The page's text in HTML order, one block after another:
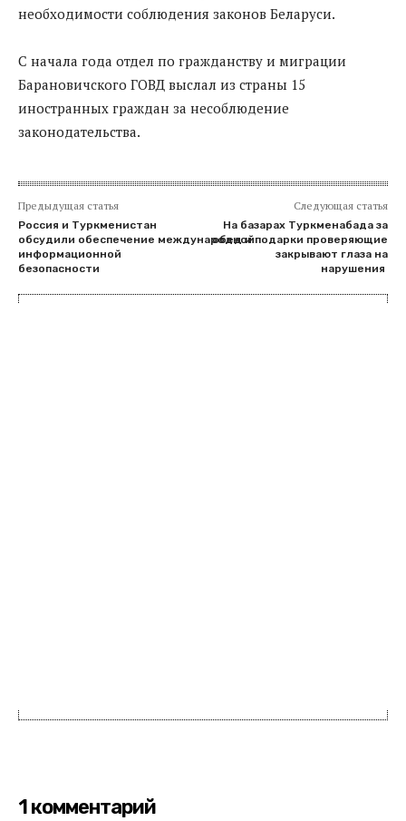
необходимости соблюдения законов Беларуси.
С начала года отдел по гражданству и миграции
Барановичского ГОВД выслал из страны 15
иностранных граждан за несоблюдение
законодательства.
Предыдущая статья
Россия и Туркменистан
обсудили обеспечение международной
информационной
безопасности
Следующая статья
На базарах Туркменабада за
обед и подарки проверяющие
закрывают глаза на
нарушения
1 комментарий